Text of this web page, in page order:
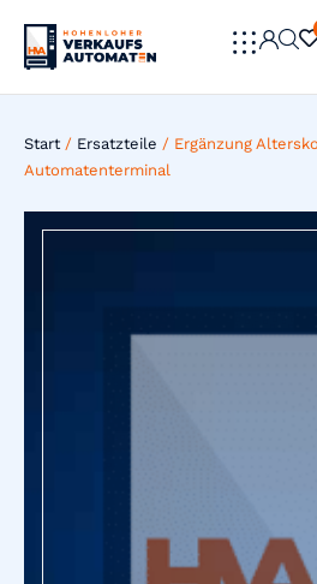
Start / Ersatzteile / Ergänzung
Automatenterminal